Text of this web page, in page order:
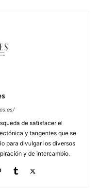
de satisfacer el
y tangentes que se
para divulgar los diversos
y de intercambio.